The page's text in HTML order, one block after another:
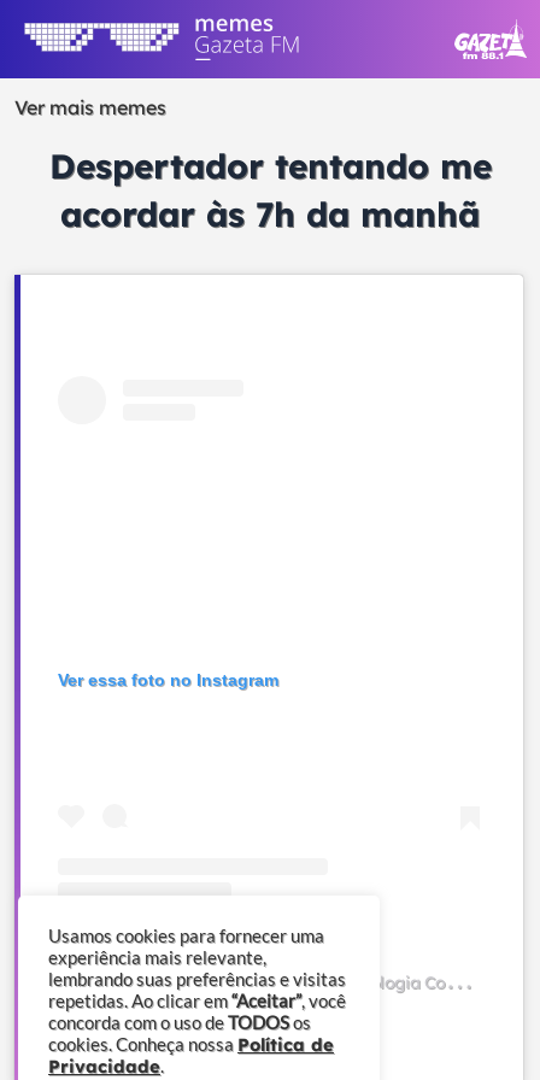
Ver mais memes
Despertador tentando me
acordar às 7h da manhã
Ver essa foto no Instagram
U
ma publicação compartilhada por Psicologia Comportamental ® (@comportamental)
Usamos cookies para fornecer uma
experiência mais relevante,
lembrando suas preferências e visitas
repetidas. Ao clicar em“Aceitar”, você
concorda com o uso deTODOSos
cookies. Conheça nossa Política de
Privacidade.